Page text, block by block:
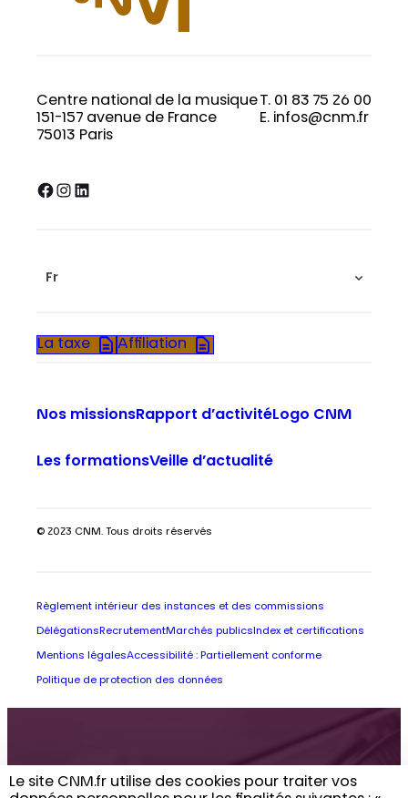
Le site CNM.fr utilise des cookies pour traiter vos
Centre national de la musique
151-157 avenue de France
75013 Paris
T. 01 83 75 26 00
E. infos@cnm.fr
Facebook InstagramLinkedIn
Fr
La taxe Affiliation
Nos missionsRapport d’activitéLogo CNM
Les formationsVeille d’actualité
© 2023 CNM. Tous droits réservés
Règlement intérieur des instances et des commissions
Délégations RecrutementMarchés publics Index et certifications
Mentions légalesAccessibilité : Partiellement conforme
Politique de protection des données
Retrouvez toute